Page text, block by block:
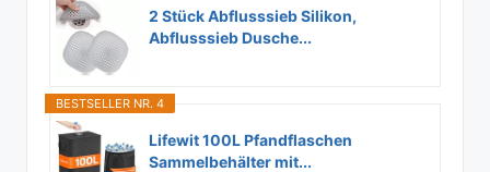
2 Stück Abflusssieb Silikon,
Abflusssieb Dusche...
BESTSELLER NR. 4
Lifewit 100L Pfandflaschen
Sammelbehälter mit...